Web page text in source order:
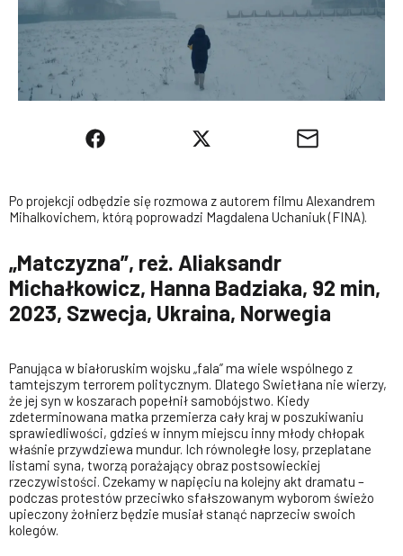
Po projekcji odbędzie się rozmowa z autorem filmu Alexandrem
Mihalkovichem, którą poprowadzi Magdalena Uchaniuk (FINA).
„Matczyzna”, reż. Aliaksandr
Michałkowicz, Hanna Badziaka, 92 min,
2023, Szwecja, Ukraina, Norwegia
Panująca w białoruskim wojsku „fala” ma wiele wspólnego z
tamtejszym terrorem politycznym. Dlatego Swietłana nie wierzy,
że jej syn w koszarach popełnił samobójstwo. Kiedy
zdeterminowana matka przemierza cały kraj w poszukiwaniu
sprawiedliwości, gdzieś w innym miejscu inny młody chłopak
właśnie przywdziewa mundur. Ich równoległe losy, przeplatane
listami syna, tworzą porażający obraz postsowieckiej
rzeczywistości. Czekamy w napięciu na kolejny akt dramatu –
podczas protestów przeciwko sfałszowanym wyborom świeżo
upieczony żołnierz będzie musiał stanąć naprzeciw swoich
kolegów.